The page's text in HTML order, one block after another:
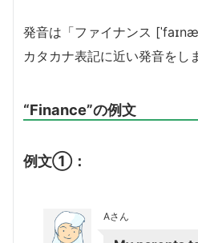
発音は「ファイナンス
カタカナ表記に近い発音をし
“Finance”の例文
例文①：
Aさん